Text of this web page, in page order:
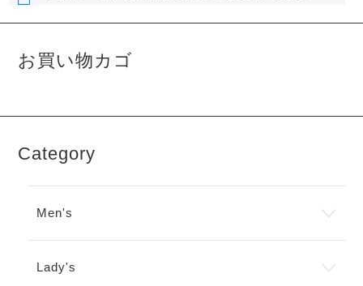
お買い物カゴ
Category
Men's
Lady's